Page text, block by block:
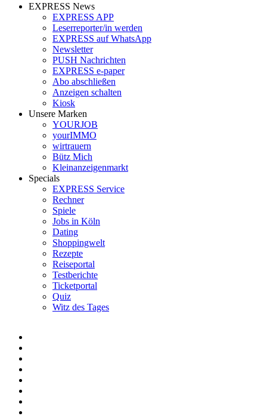
EXPRESS News
EXPRESS APP
Leserreporter/in werden
EXPRESS auf WhatsApp
Newsletter
PUSH Nachrichten
EXPRESS e-paper
Abo abschließen
Anzeigen schalten
Kiosk
Unsere Marken
YOURJOB
yourIMMO
wirtrauern
Bütz Mich
Kleinanzeigenmarkt
Specials
EXPRESS Service
Rechner
Spiele
Jobs in Köln
Dating
Shoppingwelt
Rezepte
Reiseportal
Testberichte
Ticketportal
Quiz
Witz des Tages